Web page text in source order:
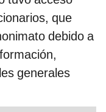
que
debido a
generales